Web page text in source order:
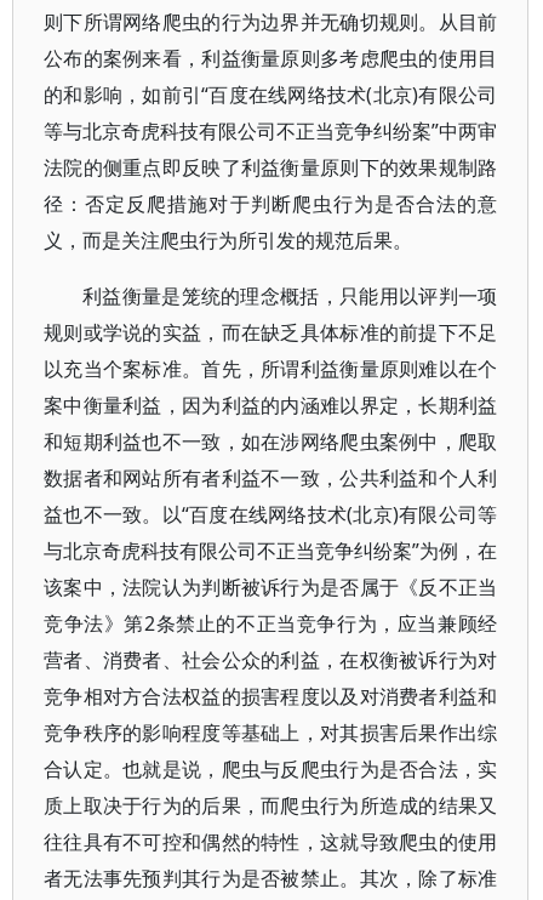
则下所谓网络爬虫的行为边界并无确切规则。从目前
公布的案例来看，利益衡量原则多考虑爬虫的使用目
的和影响，如前引“百度在线网络技术(北京)有限公司
等与北京奇虎科技有限公司不正当竞争纠纷案”中两审
法院的侧重点即反映了利益衡量原则下的效果规制路
径：否定反爬措施对于判断爬虫行为是否合法的意
义，而是关注爬虫行为所引发的规范后果。
利益衡量是笼统的理念概括，只能用以评判一项
规则或学说的实益，而在缺乏具体标准的前提下不足
以充当个案标准。首先，所谓利益衡量原则难以在个
案中衡量利益，因为利益的内涵难以界定，长期利益
和短期利益也不一致，如在涉网络爬虫案例中，爬取
数据者和网站所有者利益不一致，公共利益和个人利
益也不一致。以“百度在线网络技术(北京)有限公司等
与北京奇虎科技有限公司不正当竞争纠纷案”为例，在
该案中，法院认为判断被诉行为是否属于《反不正当
竞争法》第2条禁止的不正当竞争行为，应当兼顾经
营者、消费者、社会公众的利益，在权衡被诉行为对
竞争相对方合法权益的损害程度以及对消费者利益和
竞争秩序的影响程度等基础上，对其损害后果作出综
合认定。也就是说，爬虫与反爬虫行为是否合法，实
质上取决于行为的后果，而爬虫行为所造成的结果又
往往具有不可控和偶然的特性，这就导致爬虫的使用
者无法事先预判其行为是否被禁止。其次，除了标准